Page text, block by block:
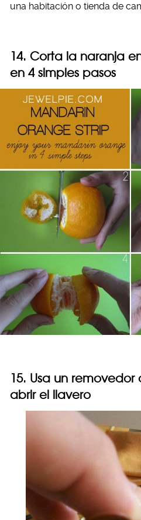
una habitación o tienda de
14. Corta la naranja
en 4 simples pasos
15. Usa un
abrir el llavero